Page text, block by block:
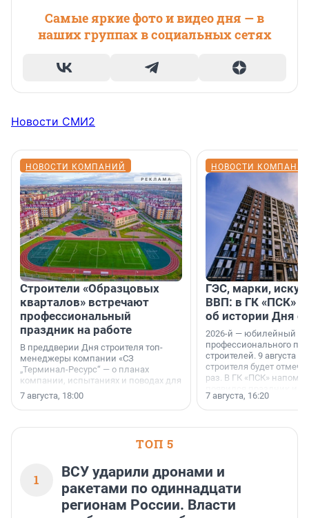
Самые яркие фото и видео дня — в
наших группах в социальных сетях
Новости СМИ2
НОВОСТИ КОМПАНИЙ
Строители «Образцовых
кварталов» встречают
профессиональный
праздник на работе
В преддверии Дня строителя топ-
менеджеры компании «СЗ
„Терминал-Ресурс“ — о планах
компании, испытаниях и поводах для
осторожного оптимизма.
7 августа, 18:00
НОВОСТИ
ГЭС, марки,
ВВП: в ГК «ПСК»
об истории Дня
2026-й — юбилейный
профессионального
строителей. 9 августа
строителя будет
раз. В ГК «ПСК»
поменялась роль
7 августа, 16:20
ТОП 5
1
ВСУ ударили дронами и
ракетами по одиннадцати
регионам России. Власти